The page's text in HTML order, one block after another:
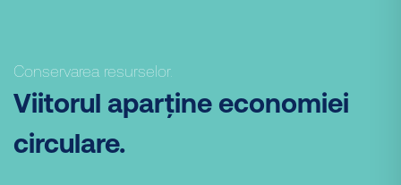
Conservarea resurselor.
Viitorul aparține economiei
circulare.